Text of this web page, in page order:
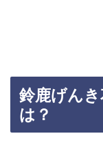
鈴鹿げん
は？